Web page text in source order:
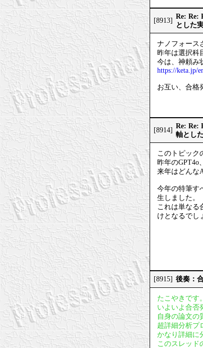
[8913]
Re: Re:
とした
ナノフォース
昨年は選択科
今は、神頼み
https://keta.jp/
お互い、合格
[8914]
Re: Re:
軸とし
このトピック
昨年のGPT4o
来年はどんな
今年の特筆す
生しました。
これは単なる
けとなるでし
[8915] 後奏：
たこやきです。
いよいよ合否
自身の論文の
超詳細分析プ
かなり詳細に
このスレッド